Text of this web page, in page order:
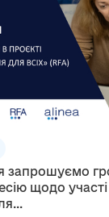
запрошуємо
щодо участі